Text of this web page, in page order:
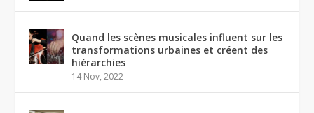
Quand les scènes musicales influent sur les
transformations urbaines et créent des
hiérarchies
14 Nov, 2022